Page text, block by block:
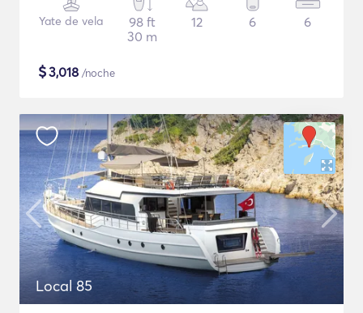
Yate de vela
98 ft
30 m
12 6 6
$3,018 /noche
Local 85